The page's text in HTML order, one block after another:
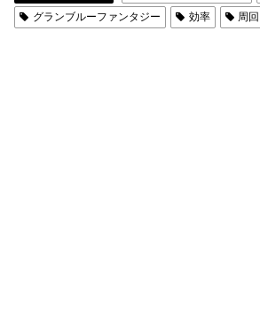
グランブルーファンタジー
効率 周回